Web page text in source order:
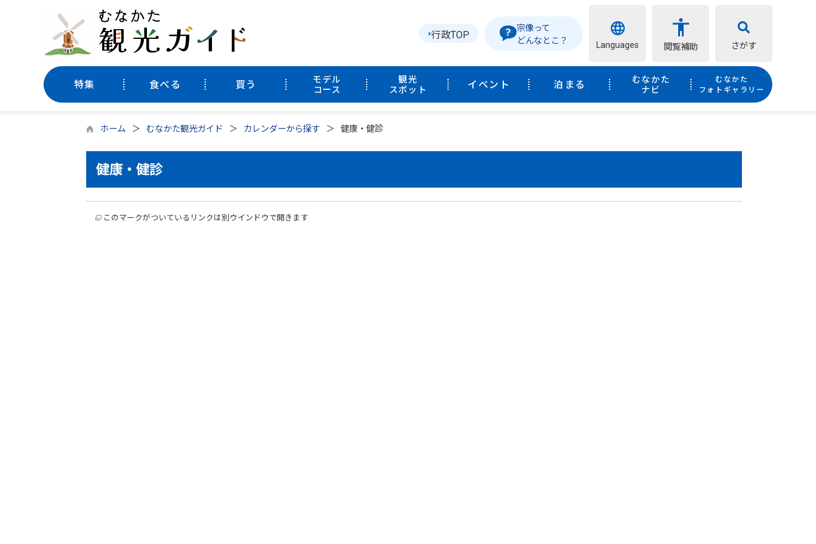
行政TOP
宗像って
どんなとこ？
Languages 閲覧補助 さがす
特集 食べる 買う
モデル
コース
観光
スポット
イベント 泊まる
むなかた
ナビ
むなかた
フォトギャラリー
ホーム むなかた観光ガイド カレンダーから探す 健康・健診
健康・健診
このマークがついているリンクは別ウインドウで開きます